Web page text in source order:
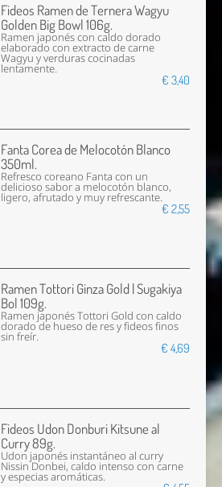
Fideos Ramen de Ternera Wagyu
Golden Big Bowl 106g.
Ramen japonés con caldo dorado
elaborado con extracto de carne
Wagyu y verduras cocinadas
lentamente.
€ 3,40
Fanta Corea de Melocotón Blanco
350ml.
Refresco coreano Fanta con un
delicioso sabor a melocotón blanco,
ligero, afrutado y muy refrescante.
€ 2,55
Ramen Tottori Ginza Gold | Sugakiya
Bol 109g.
Ramen japonés Tottori Gold con caldo
dorado de hueso de res y fideos finos
sin freír.
€ 4,69
Fideos Udon Donburi Kitsune al
Curry 89g.
Udon japonés instantáneo al curry
Nissin Donbei, caldo intenso con carne
y especias aromáticas.